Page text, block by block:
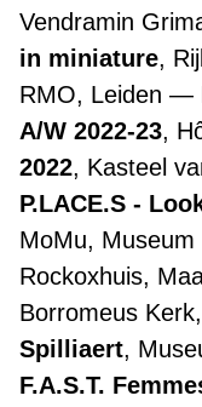
Vendramin
in miniature,
RMO, Leiden
A/W 2022-23,
2022, Kasteel
P.LACE.S -
MoMu,
Rockoxhuis,
Borromeus
Spilliaert,
F.A.S.T.